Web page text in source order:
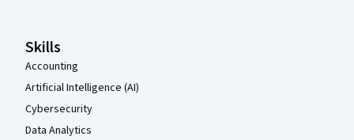
Skills
Accounting
Artificial Intelligence (AI)
Cybersecurity
Data Analytics